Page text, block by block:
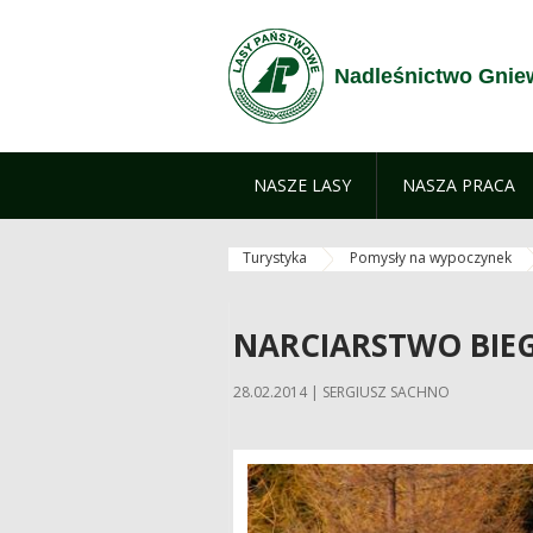
Nadleśnictwo
NASZE LASY NASZA PRACA
Turystyka Pomysły na wypoczynek
NARCIARSTWO
28.02.2014 | SERGIUSZ SACHNO